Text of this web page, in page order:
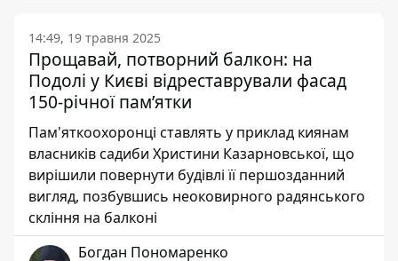
14:49, 19 травня 2025
Прощавай, потворний балкон: на
Подолі у Києві відреставрували фасад
150-річної пам’ятки
Пам'яткоохоронці ставлять у приклад киянам
власників садиби Христини Казарновської, що
вирішили повернути будівлі її першозданний
вигляд, позбувшись неоковирного радянського
скління на балконі
Богдан Пономаренко